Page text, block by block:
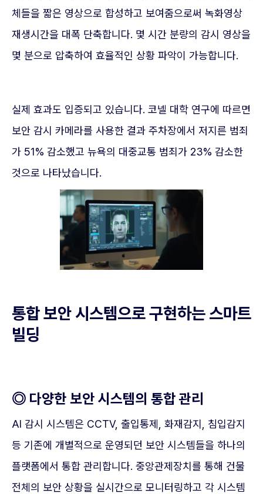
체들을 짧은 영상으로 합성하고 보여줌으로써 녹화영상
재생시간을 대폭 단축합니다. 몇 시간 분량의 감시 영상을
몇 분으로 압축하여 효율적인 상황 파악이 가능합니다.
실제 효과도 입증되고 있습니다. 코넬 대학 연구에 따르면
보안 감시 카메라를 사용한 결과 주차장에서 저지른 범죄
가 51% 감소했고 뉴욕의 대중교통 범죄가 23% 감소한
것으로 나타났습니다.
통합 보안 시스템으로 구현하는 스마트
빌딩
◎ 다양한 보안 시스템의 통합 관리
AI 감시 시스템은 CCTV, 출입통제, 화재감지, 침입감지
등 기존에 개별적으로 운영되던 보안 시스템들을 하나의
플랫폼에서 통합 관리합니다. 중앙관제장치를 통해 건물
전체의 보안 상황을 실시간으로 모니터링하고 각 시스템